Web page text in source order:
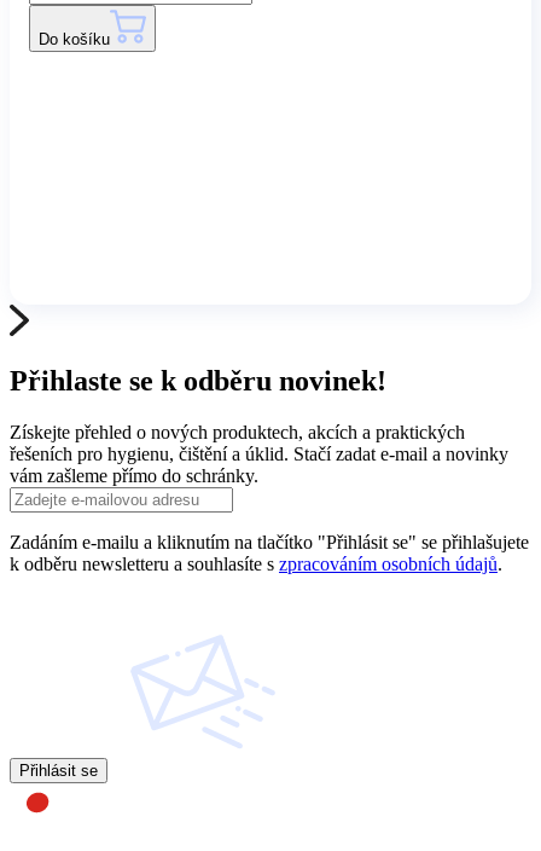
Do košíku
Přihlaste se k odběru novinek!
Získejte přehled o nových produktech, akcích a praktických
řešeních pro hygienu, čištění a úklid. Stačí zadat e-mail a novinky
vám zašleme přímo do schránky.
Zadáním e-mailu a kliknutím na tlačítko "Přihlásit se" se přihlašujete
k odběru newsletteru a souhlasíte s zpracováním osobních údajů.
Přihlásit se